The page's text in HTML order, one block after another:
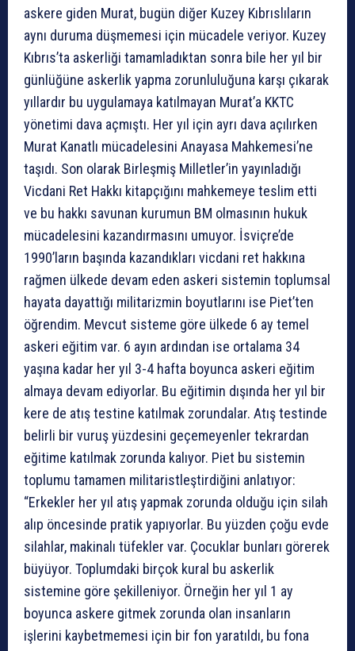
askere giden Murat, bugün diğer Kuzey Kıbrıslıların
aynı duruma düşmemesi için mücadele veriyor. Kuzey
Kıbrıs’ta askerliği tamamladıktan sonra bile her yıl bir
günlüğüne askerlik yapma zorunluluğuna karşı çıkarak
yıllardır bu uygulamaya katılmayan Murat’a KKTC
yönetimi dava açmıştı. Her yıl için ayrı dava açılırken
Murat Kanatlı mücadelesini Anayasa Mahkemesi’ne
taşıdı. Son olarak Birleşmiş Milletler’in yayınladığı
Vicdani Ret Hakkı kitapçığını mahkemeye teslim etti
ve bu hakkı savunan kurumun BM olmasının hukuk
mücadelesini kazandırmasını umuyor. İsviçre’de
1990’ların başında kazandıkları vicdani ret hakkına
rağmen ülkede devam eden askeri sistemin toplumsal
hayata dayattığı militarizmin boyutlarını ise Piet’ten
öğrendim. Mevcut sisteme göre ülkede 6 ay temel
askeri eğitim var. 6 ayın ardından ise ortalama 34
yaşına kadar her yıl 3-4 hafta boyunca askeri eğitim
almaya devam ediyorlar. Bu eğitimin dışında her yıl bir
kere de atış testine katılmak zorundalar. Atış testinde
belirli bir vuruş yüzdesini geçemeyenler tekrardan
eğitime katılmak zorunda kalıyor. Piet bu sistemin
toplumu tamamen militaristleştirdiğini anlatıyor:
“Erkekler her yıl atış yapmak zorunda olduğu için silah
alıp öncesinde pratik yapıyorlar. Bu yüzden çoğu evde
silahlar, makinalı tüfekler var. Çocuklar bunları görerek
büyüyor. Toplumdaki birçok kural bu askerlik
sistemine göre şekilleniyor. Örneğin her yıl 1 ay
boyunca askere gitmek zorunda olan insanların
işlerini kaybetmemesi için bir fon yaratıldı, bu fona